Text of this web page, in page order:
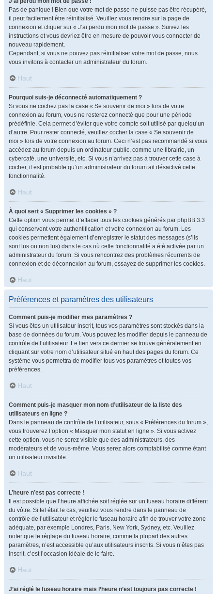
Pas de panique ! Bien que votre mot de passe ne puisse pas être récupéré,
il peut facilement être réinitialisé. Veuillez vous rendre sur la page de
connexion et cliquer sur « J’ai perdu mon mot de passe ». Suivez les
instructions et vous devriez être en mesure de pouvoir vous connecter de
nouveau rapidement.
Cependant, si vous ne pouvez pas réinitialiser votre mot de passe, nous
vous invitons à contacter un administrateur du forum.
Haut
Pourquoi suis-je déconnecté automatiquement ?
Si vous ne cochez pas la case « Se souvenir de moi » lors de votre
connexion au forum, vous ne resterez connecté que pour une période
prédéfinie. Cela permet d’éviter que votre compte soit utilisé par quelqu’un
d’autre. Pour rester connecté, veuillez cocher la case « Se souvenir de
moi » lors de votre connexion au forum. Ceci n’est pas recommandé si vous
accédez au forum depuis un ordinateur public, comme une librairie, un
cybercafé, une université, etc. Si vous n’arrivez pas à trouver cette case à
cocher, il est probable qu’un administrateur du forum ait désactivé cette
fonctionnalité.
Haut
À quoi sert « Supprimer les cookies » ?
Cette option vous permet d’effacer tous les cookies générés par phpBB 3.3
qui conservent votre authentification et votre connexion au forum. Les
cookies permettent également d’enregistrer le statut des messages (s’ils
sont lus ou non lus) dans le cas où cette fonctionnalité a été activée par un
administrateur du forum. Si vous rencontrez des problèmes récurrents de
connexion et de déconnexion au forum, essayez de supprimer les cookies.
Haut
Préférences et paramètres des utilisateurs
Comment puis-je modifier mes paramètres ?
Si vous êtes un utilisateur inscrit, tous vos paramètres sont stockés dans la
base de données du forum. Vous pouvez les modifier depuis le panneau de
contrôle de l’utilisateur. Le lien vers ce dernier se trouve généralement en
cliquant sur votre nom d’utilisateur situé en haut des pages du forum. Ce
système vous permettra de modifier tous vos paramètres et toutes vos
préférences.
Haut
Comment puis-je masquer mon nom d’utilisateur de la liste des
utilisateurs en ligne ?
Dans le panneau de contrôle de l’utilisateur, sous « Préférences du forum »,
vous trouverez l’option « Masquer mon statut en ligne ». Si vous activez
cette option, vous ne serez visible que des administrateurs, des
modérateurs et de vous-même. Vous serez alors comptabilisé comme étant
un utilisateur invisible.
Haut
L’heure n’est pas correcte !
Il est possible que l’heure affichée soit réglée sur un fuseau horaire différent
du vôtre. Si tel était le cas, veuillez vous rendre dans le panneau de
contrôle de l’utilisateur et régler le fuseau horaire afin de trouver votre zone
adéquate, par exemple Londres, Paris, New York, Sydney, etc. Veuillez
noter que le réglage du fuseau horaire, comme la plupart des autres
paramètres, n’est accessible qu’aux utilisateurs inscrits. Si vous n’êtes pas
inscrit, c’est l’occasion idéale de le faire.
Haut
J’ai réglé le fuseau horaire mais l’heure n’est toujours pas correcte !